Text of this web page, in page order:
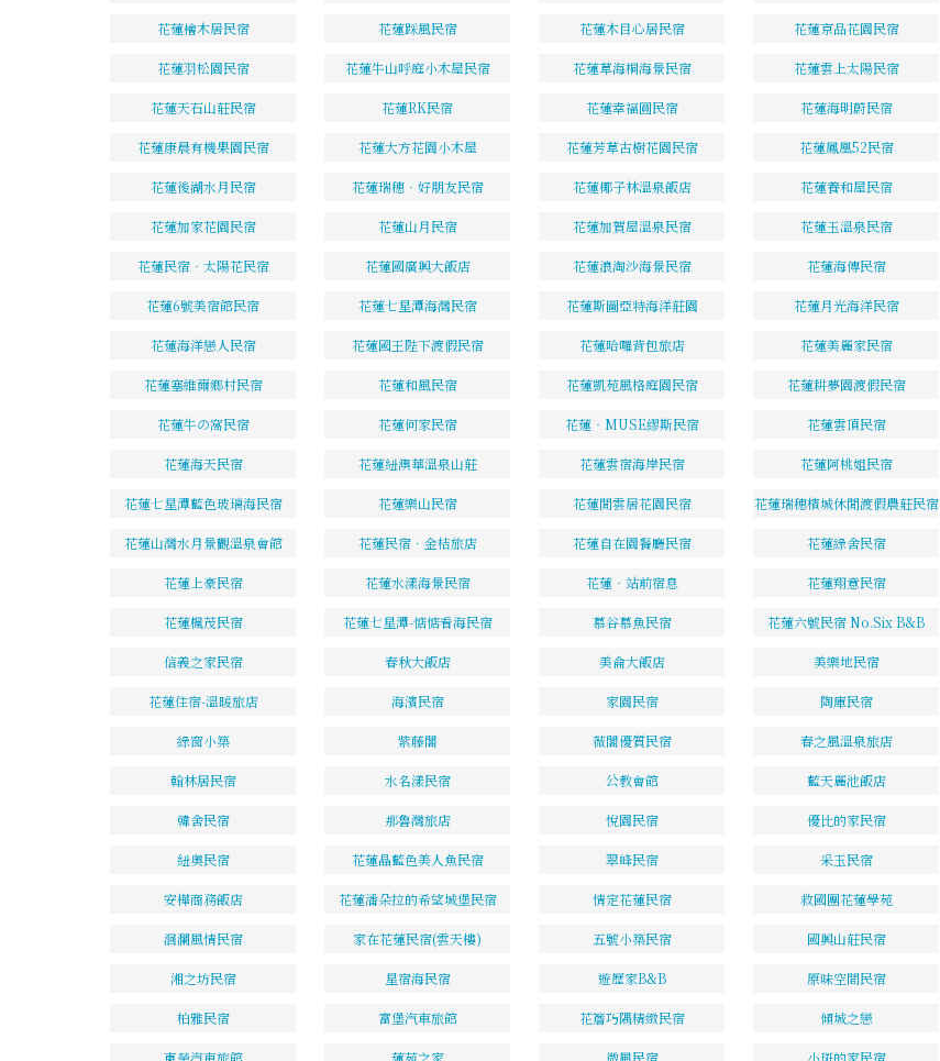
花蓮檜木居民宿 花蓮踩風民宿 花蓮木目心居民宿 花蓮京品花園民宿
花蓮羽松園民宿 花蓮牛山呼庭小木屋民宿 花蓮草海桐海景民宿 花蓮雲上太陽民宿
花蓮天石山莊民宿 花蓮RK民宿 花蓮幸福圓民宿 花蓮海明蔚民宿
花蓮康晨有機果園民宿 花蓮大方花園小木屋 花蓮芳草古樹花園民宿 花蓮鳳凰52民宿
花蓮後湖水月民宿 花蓮瑞穗‧好朋友民宿 花蓮椰子林溫泉飯店 花蓮養和屋民宿
花蓮加家花園民宿 花蓮山月民宿 花蓮加賀屋溫泉民宿 花蓮玉溫泉民宿
花蓮民宿‧太陽花民宿 花蓮國廣興大飯店 花蓮浪淘沙海景民宿 花蓮海傳民宿
花蓮6號美宿館民宿 花蓮七星潭海灣民宿 花蓮斯圖亞特海洋莊園 花蓮月光海洋民宿
花蓮海洋戀人民宿 花蓮國王陛下渡假民宿 花蓮哈囉背包旅店 花蓮美麗家民宿
花蓮塞維爾鄉村民宿 花蓮和風民宿 花蓮凱苑風格庭園民宿 花蓮耕夢園渡假民宿
花蓮牛の窩民宿 花蓮何家民宿 花蓮‧MUSE繆斯民宿 花蓮雲頂民宿
花蓮海天民宿 花蓮紐澳華溫泉山莊 花蓮雲宿海岸民宿 花蓮阿桃姐民宿
花蓮七星潭藍色玻璃海民宿 花蓮樂山民宿 花蓮閒雲居花園民宿 花蓮瑞穗檳城休閒渡假農莊民宿
花蓮山灣水月景觀溫泉會館 花蓮民宿．金桔旅店 花蓮自在園餐廳民宿 花蓮綠舍民宿
花蓮上豪民宿 花蓮水漾海景民宿 花蓮‧站前宿息 花蓮翔意民宿
花蓮楓茂民宿 花蓮七星潭-惦惦看海民宿 慕谷慕魚民宿 花蓮六號民宿 No.Six B&B
信義之家民宿 春秋大飯店 美侖大飯店 美樂地民宿
花蓮住宿-溫暖旅店 海濱民宿 家園民宿 陶庫民宿
綠窗小築 紫藤閣 薇閣優質民宿 春之風溫泉旅店
翰林居民宿 水名漾民宿 公教會館 藍天麗池飯店
韓舍民宿 那魯灣旅店 悅園民宿 優比的家民宿
紐奧民宿 花蓮晶藍色美人魚民宿 翠峰民宿 采玉民宿
安樺商務飯店 花蓮潘朵拉的希望城堡民宿 情定花蓮民宿 救國團花蓮學苑
洄瀾風情民宿 家在花蓮民宿(雲天樓) 五號小築民宿 國興山莊民宿
湘之坊民宿 星宿海民宿 遊歷家B&B 原味空間民宿
柏雅民宿 富堡汽車旅館 花簷巧隅精緻民宿 傾城之戀